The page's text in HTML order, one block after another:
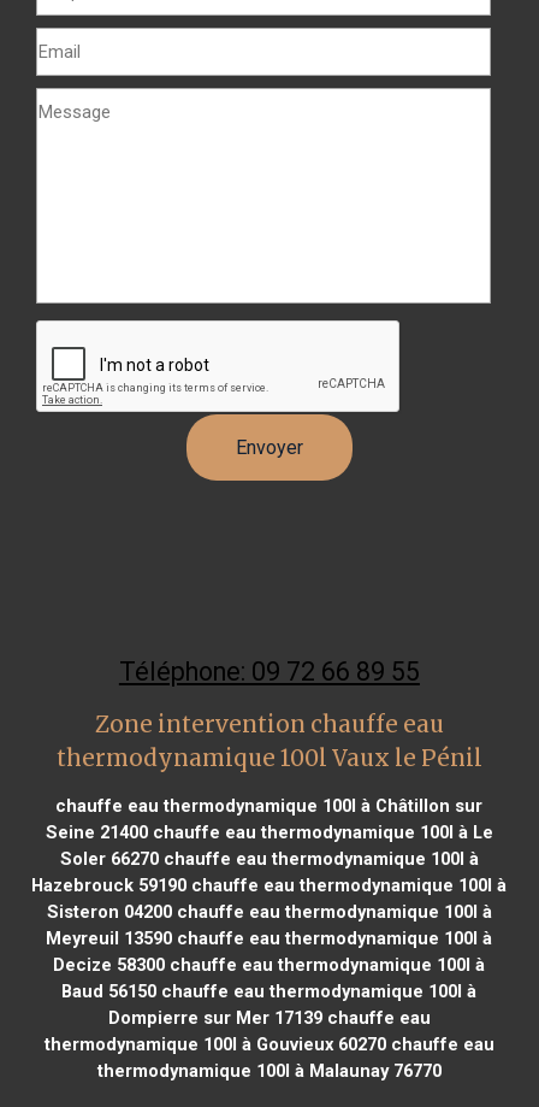
Téléphone: 09 72 66 89 55
Zone intervention chauffe eau
thermodynamique 100l Vaux le Pénil
chauffe eau thermodynamique 100l à Châtillon sur
Seine 21400chauffe eau thermodynamique 100l à Le
Soler 66270chauffe eau thermodynamique 100l à
Hazebrouck 59190 chauffe eau thermodynamique 100l à
Sisteron 04200chauffe eau thermodynamique 100l à
Meyreuil 13590 chauffe eau thermodynamique 100l à
Decize 58300 chauffe eau thermodynamique 100l à
Baud 56150 chauffe eau thermodynamique 100l à
Dompierre sur Mer 17139chauffe eau
thermodynamique 100l à Gouvieux 60270chauffe eau
thermodynamique 100l à Malaunay 76770